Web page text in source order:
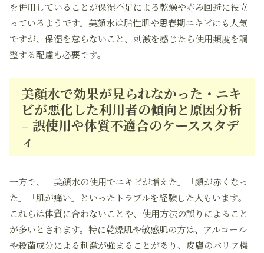
を併用していることが保湿不足による乾燥や赤み回避に役立
っているようです。美顔水は脂性肌や思春期ニキビにも人気
ですが、保湿を怠らないこと、刺激を感じたら使用頻度を調
整する配慮も必要です。
美顔水で効果が見られなかった・ニキ
ビが悪化した利用者の傾向と原因分析
– 誤使用や体質不適合のケーススタデ
ィ
一方で、「美顔水の使用でニキビが増えた」「顔が赤くなっ
た」「肌が痛い」といったトラブルを経験した人もいます。
これらは体質に合わないことや、使用方法の誤りによること
が多いとされます。特に乾燥肌や敏感肌の方は、アルコール
や殺菌成分による刺激が強まることがあり、皮膚のバリア機